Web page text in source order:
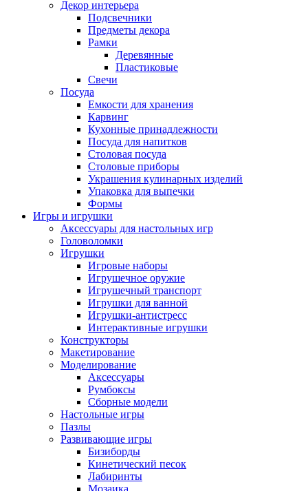
Декор интерьера
Подсвечники
Предметы декора
Рамки
Деревянные
Пластиковые
Свечи
Посуда
Емкости для хранения
Карвинг
Кухонные принадлежности
Посуда для напитков
Столовая посуда
Столовые приборы
Украшения кулинарных изделий
Упаковка для выпечки
Формы
Игры и игрушки
Аксессуары для настольных игр
Головоломки
Игрушки
Игровые наборы
Игрушечное оружие
Игрушечный транспорт
Игрушки для ванной
Игрушки-антистресс
Интерактивные игрушки
Конструкторы
Макетирование
Моделирование
Аксессуары
Румбоксы
Сборные модели
Настольные игры
Пазлы
Развивающие игры
Бизиборды
Кинетический песок
Лабиринты
Мозаика